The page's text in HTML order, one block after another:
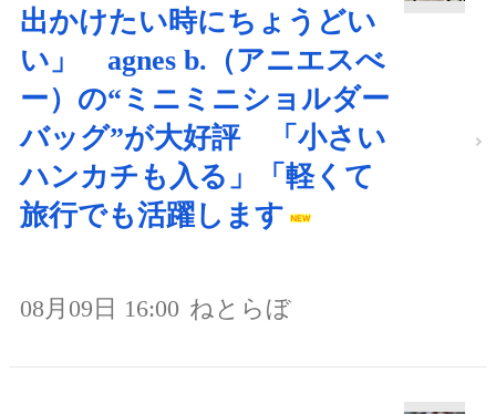
出かけたい時にちょうどい
い」 agnes b.（アニエスべ
ー）の“ミニミニショルダー
バッグ”が大好評 「小さい
ハンカチも入る」「軽くて
旅行でも活躍します
08月09日 16:00 ねとらぼ